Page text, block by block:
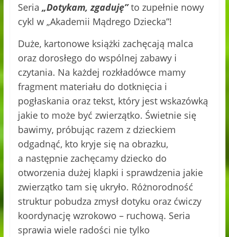
Seria „Dotykam, zgaduję”to zupełnie nowy
cykl w „Akademii Mądrego Dziecka”!
Duże, kartonowe książki zachęcają malca
oraz dorosłego do wspólnej zabawy i
czytania. Na każdej rozkładówce mamy
fragment materiału do dotknięcia i
pogłaskania oraz tekst, który jest wskazówką
jakie to może być zwierzątko. Świetnie się
bawimy, próbując razem z dzieckiem
odgadnąć, kto kryje się na obrazku,
a następnie zachęcamy dziecko do
otworzenia dużej klapki i sprawdzenia jakie
zwierzątko tam się ukryło. Różnorodność
struktur pobudza zmysł dotyku oraz ćwiczy
koordynację wzrokowo – ruchową. Seria
sprawia wiele radości nie tylko